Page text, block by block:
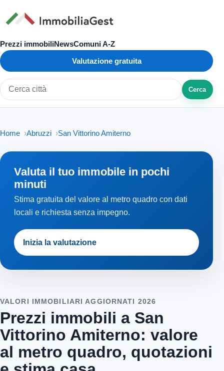
Prezzi immobiliNewsComuni A-Z
Valutazione gratuita
Cerca città o zona
Cerca
Home Abruzzi San Vittorino Amiterno
Valuta il tuo immobile in pochi
minuti
Stima gratuita del valore al metro quadro con dati
locali e richiesta senza impegno.
Inizia la valutazione
VALORI IMMOBILIARI AGGIORNATI 2026
Prezzi immobili a San
Vittorino Amiterno: valore
al metro quadro, quotazioni